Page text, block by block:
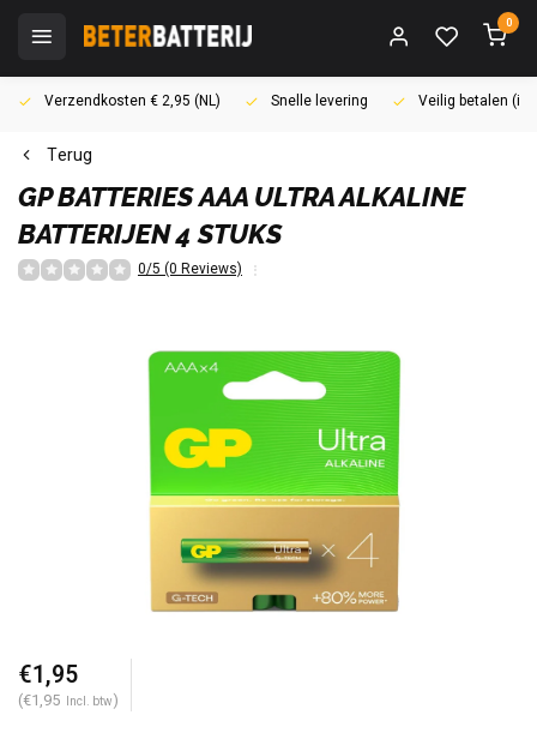
0
Verzendkosten € 2,95 (NL) Snelle levering Veilig betalen
Terug
GP BATTERIESAAA ULTRA ALKALINE
BATTERIJEN 4 STUKS
0/5 (0 Reviews)
€1,95
(€1,95 Incl. btw)